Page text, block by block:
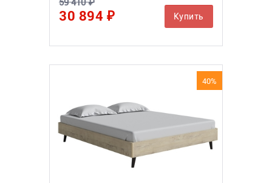
59 410 ₽
30 894 ₽ Купить
40%